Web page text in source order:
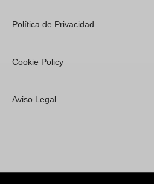
Política de Privacidad
Cookie Policy
Aviso Legal